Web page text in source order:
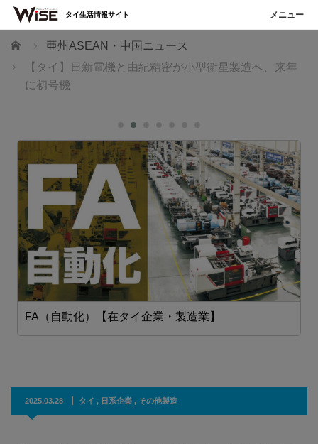
ホーム
亜州ASEAN・中国ニュース
【タイ】日新電機と由紀精密が小型衛星製造へ、来年
に初号機
FA（自動化）【在タイ企業・製造業】
2025.03.28 タイ , 日系企業 , その他製造
タイ生活情報サイト